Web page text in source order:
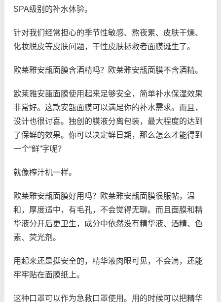
SPA级别的补水体验。
针对我们经常担心的季节性敏感、熬夜累、皮肤干燥、
化妆脱皮等皮肤问题，干性皮肤拯救者面膜诞生了。
欧莱雅安瓿面膜含酒精吗？欧莱雅安瓿面膜不含酒精。
欧莱雅安瓿面膜使用起来足够安全，简单补水保湿效果
非常好。这款安瓿面膜可以满足你的补水需求。而且，
设计也很讨喜。独创的膜液分离包装，最大程度的达到
了保鲜的效果。你可以决定鲜日期，那么怎么才能得到
一个“鲜”字呢？
就像榨汁机一样。
欧莱雅安瓿面膜好用吗？欧莱雅安瓿面膜很服帖，温
和，厚度适中，有毛孔，不会觉得无聊。而且面膜和精
华液分开后更卫生，成分中依然没有精华液、酒精、色
素、荧光剂。
用起来还是挺安全的，精华液肉眼可见，不会滴，还能
牢牢贴在面膜纸上。
这种口罩可以作为急救口罩使用。用的时候可以把精华